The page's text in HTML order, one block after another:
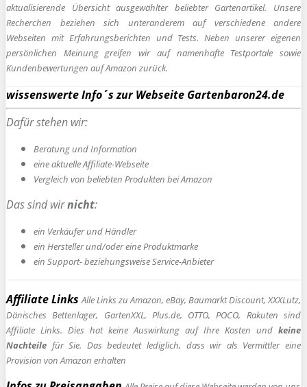
aktualisierende Übersicht ausgewählter beliebter Gartenartikel. Unsere
Recherchen beziehen sich unteranderem auf verschiedene andere
Webseiten mit Erfahrungsberichten und Tests. Neben unserer eigenen
persönlichen Meinung greifen wir auf namenhafte Testportale sowie
Kundenbewertungen auf Amazon zurück.
wissenswerte Info´s zur Webseite Gartenbaron24.de
Dafür stehen wir:
Beratung und Information
eine aktuelle Affiliate-Webseite
Vergleich von beliebten Produkten bei Amazon
Das sind wirnicht:
ein Verkäufer und Händler
ein Hersteller und/oder eine Produktmarke
ein Support- beziehungsweise Service-Anbieter
Affiliate Links Alle Links zu Amazon, eBay, Baumarkt Discount, XXXLutz,
Dänisches Bettenlager, GartenXXL, Plus.de, OTTO, POCO, Rakuten sind
Affiliate Links. Dies hat keine Auswirkung auf Ihre Kosten und keine
Nachteile für Sie. Das bedeutet lediglich, dass wir als Vermittler eine
Provision von Amazon erhalten